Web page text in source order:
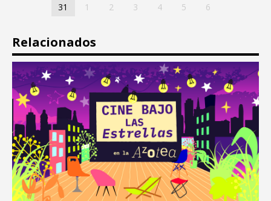
31
1 2 3 4 5 6
Relacionados